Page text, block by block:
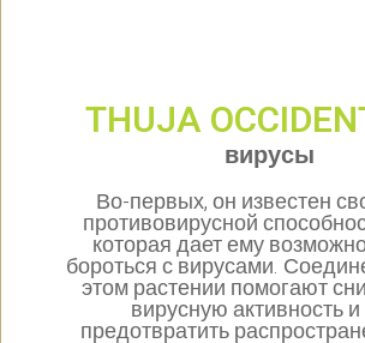
THUJA
вирусы
Во-первых, он известен
противовирусной
которая дает ему
бороться с вирусами.
этом растении помогают
вирусную активность и
предотвратить